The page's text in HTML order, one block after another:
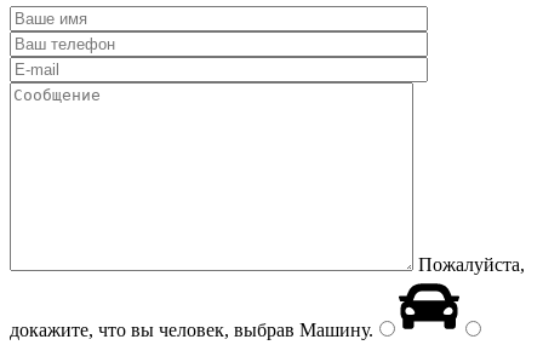
Пожалуйста,
докажите, что вы человек, выбрав Машину.